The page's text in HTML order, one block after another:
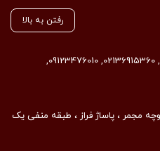
رفتن به بالا
,
02136915360
,
09123476010
,
مجمر ، پاساژ فراز ، طبقه منفی یک